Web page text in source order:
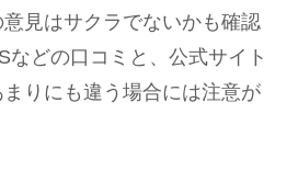
見はサクラでないかも確認
などの口コミと、公式サイト
りにも違う場合には注意が